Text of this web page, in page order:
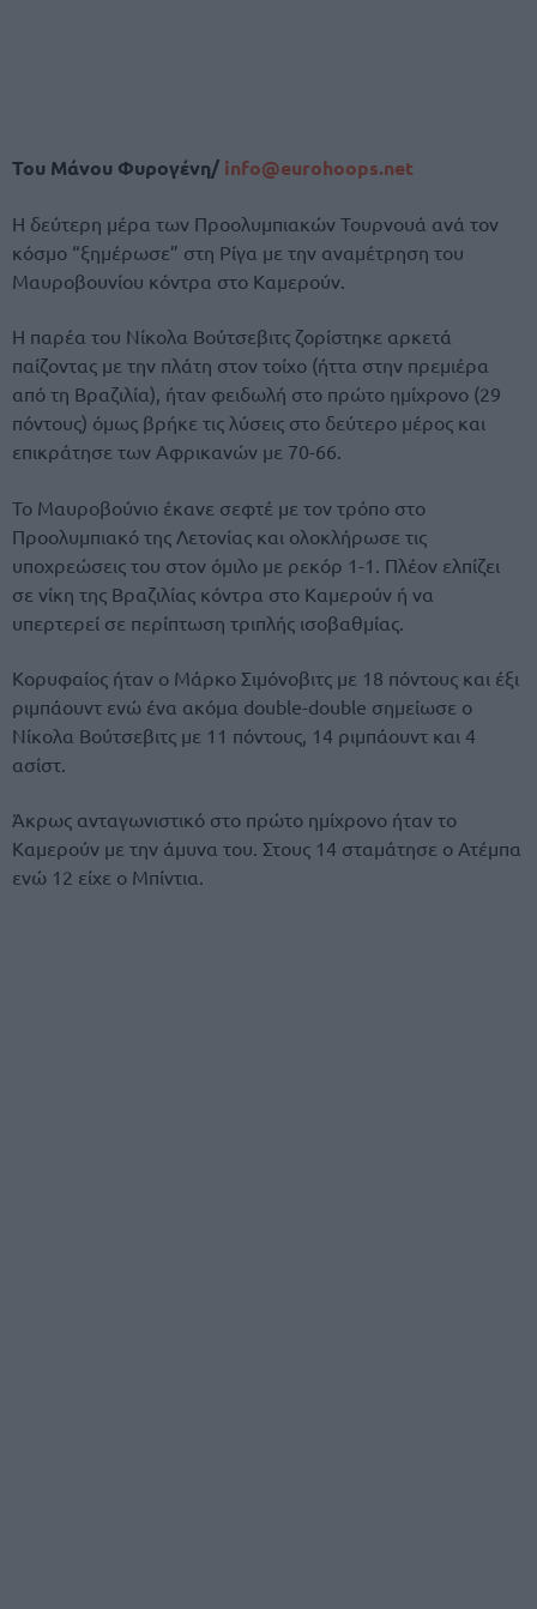
Του Μάνου Φυρογένη/ info@eurohoops.net
Η δεύτερη μέρα των Προολυμπιακών Τουρνουά ανά τον
κόσμο “ξημέρωσε” στη Ρίγα με την αναμέτρηση του
Μαυροβουνίου κόντρα στο Καμερούν.
Η παρέα του Νίκολα Βούτσεβιτς ζορίστηκε αρκετά
παίζοντας με την πλάτη στον τοίχο (ήττα στην πρεμιέρα
από τη Βραζιλία), ήταν φειδωλή στο πρώτο ημίχρονο (29
πόντους) όμως βρήκε τις λύσεις στο δεύτερο μέρος και
επικράτησε των Αφρικανών με 70-66.
Το Μαυροβούνιο έκανε σεφτέ με τον τρόπο στο
Προολυμπιακό της Λετονίας και ολοκλήρωσε τις
υποχρεώσεις του στον όμιλο με ρεκόρ 1-1. Πλέον ελπίζει
σε νίκη της Βραζιλίας κόντρα στο Καμερούν ή να
υπερτερεί σε περίπτωση τριπλής ισοβαθμίας.
Κορυφαίος ήταν ο Μάρκο Σιμόνοβιτς με 18 πόντους και έξι
ριμπάουντ ενώ ένα ακόμα double-double σημείωσε o
Νίκολα Βούτσεβιτς με 11 πόντους, 14 ριμπάουντ και 4
ασίστ.
Άκρως ανταγωνιστικό στο πρώτο ημίχρονο ήταν το
Καμερούν με την άμυνα του. Στους 14 σταμάτησε ο Ατέμπα
ενώ 12 είχε ο Μπίντια.